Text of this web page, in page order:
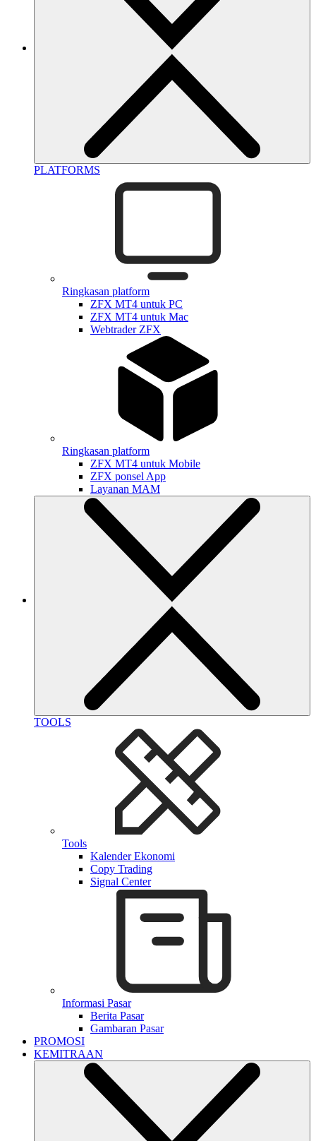
PLATFORMS
Ringkasan platform
ZFX MT4 untuk PC
ZFX MT4 untuk Mac
Webtrader ZFX
Ringkasan platform
ZFX MT4 untuk Mobile
ZFX ponsel App
Layanan MAM
TOOLS
Tools
Kalender Ekonomi
Copy Trading
Signal Center
Informasi Pasar
Berita Pasar
Gambaran Pasar
PROMOSI
KEMITRAAN